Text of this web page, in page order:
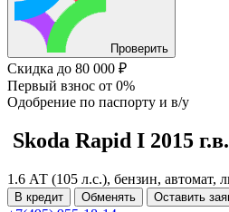
Проверить
Скидка до 80 000 ₽
Первый взнос от 0%
Одобрение по паспорту и в/у
Skoda Rapid I 2015 г.в.
1.6 АТ (105 л.с.), бензин, автомат,
В кредит Обменять Оставить